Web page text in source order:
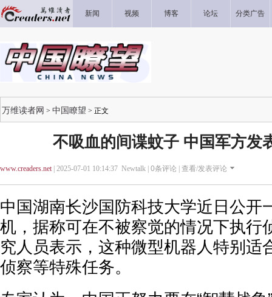
新闻 视频 博客 论坛 分类广告
万维读者网 > 中国瞭望 > 正文
不吸血的间谍蚊子 中国军方发
www.creaders.net| 2025-07-01 10:14:37 Newtalk | 0条评论 | 查看/发表评论
中国湖南长沙国防科技大学近日公开
机，据称可在不被察觉的情况下执行
究人员表示，这种微型机器人特别适
侦察等特殊任务。